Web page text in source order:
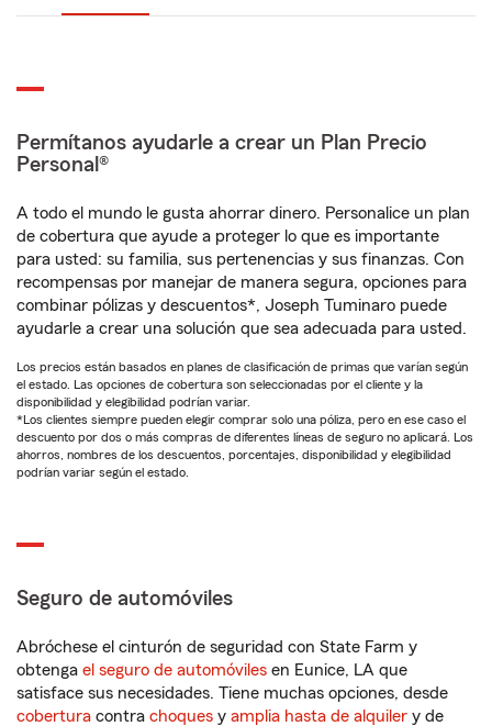
Permítanos ayudarle a crear un Plan Precio
Personal®
A todo el mundo le gusta ahorrar dinero. Personalice un plan
de cobertura que ayude a proteger lo que es importante
para usted: su familia, sus pertenencias y sus finanzas. Con
recompensas por manejar de manera segura, opciones para
combinar pólizas y descuentos*, Joseph Tuminaro puede
ayudarle a crear una solución que sea adecuada para usted.
Los precios están basados en planes de clasificación de primas que varían según
el estado. Las opciones de cobertura son seleccionadas por el cliente y la
disponibilidad y elegibilidad podrían variar.
*Los clientes siempre pueden elegir comprar solo una póliza, pero en ese caso el
descuento por dos o más compras de diferentes líneas de seguro no aplicará. Los
ahorros, nombres de los descuentos, porcentajes, disponibilidad y elegibilidad
podrían variar según el estado.
Seguro de automóviles
Abróchese el cinturón de seguridad con State Farm y
obtenga el seguro de automóviles en Eunice, LA que
satisface sus necesidades. Tiene muchas opciones, desde
cobertura contra choques y amplia hasta de alquiler y de